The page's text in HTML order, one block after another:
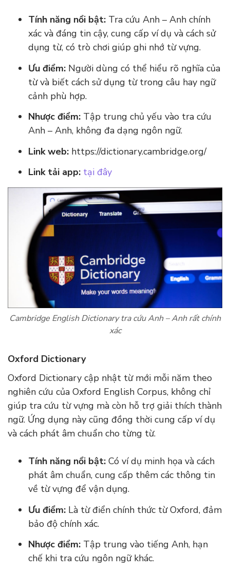
Tính năng nổi bật: Tra cứu Anh – Anh chính
xác và đáng tin cậy, cung cấp ví dụ và cách sử
dụng từ, có trò chơi giúp ghi nhớ từ vựng.
Ưu điểm: Người dùng có thể hiểu rõ nghĩa của
từ và biết cách sử dụng từ trong câu hay ngữ
cảnh phù hợp.
Nhược điểm: Tập trung chủ yếu vào tra cứu
Anh – Anh, không đa dạng ngôn ngữ.
Link web: https://dictionary.cambridge.org/
Link tải app: tại đây
Cambridge English Dictionary tra cứu Anh – Anh rất chính
xác
Oxford Dictionary
Oxford Dictionary cập nhật từ mới mỗi năm theo
nghiên cứu của Oxford English Corpus, không chỉ
giúp tra cứu từ vựng mà còn hỗ trợ giải thích thành
ngữ. Ứng dụng này cũng đồng thời cung cấp ví dụ
và cách phát âm chuẩn cho từng từ.
Tính năng nổi bật: Có ví dụ minh họa và cách
phát âm chuẩn, cung cấp thêm các thông tin
về từ vựng để vận dụng.
Ưu điểm: Là từ điển chính thức từ Oxford, đảm
bảo độ chính xác.
Nhược điểm: Tập trung vào tiếng Anh, hạn
chế khi tra cứu ngôn ngữ khác.